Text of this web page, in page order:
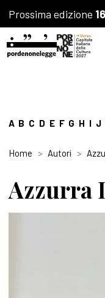
Prossima edizione
A B C D E F G H I J
Home Autori
Azzurra